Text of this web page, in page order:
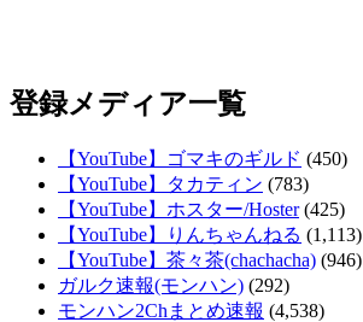
登録メディア一覧
【YouTube】ゴマキのギルド (450)
【YouTube】タカティン (783)
【YouTube】ホスター/Hoster(425)
【YouTube】りんちゃんねる (1,113)
【YouTube】茶々茶(chachacha) (946)
ガルク速報(モンハン) (292)
モンハン2Chまとめ速報 (4,538)